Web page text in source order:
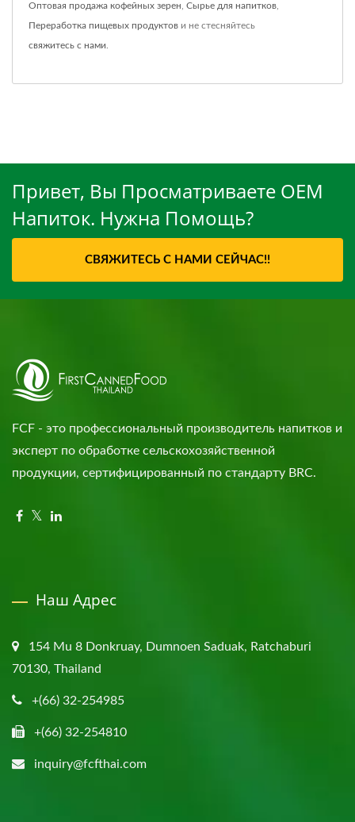
Оптовая продажа кофейных зерен, Сырье для напитков,
Переработка пищевых продуктов и не стесняйтесь
свяжитесь с нами.
Привет, Вы Просматриваете OEM
Напиток. Нужна Помощь?
СВЯЖИТЕСЬ С НАМИ СЕЙЧАС!!
FCF - это профессиональный производитель напитков и
эксперт по обработке сельскохозяйственной
продукции, сертифицированный по стандарту BRC.
Наш Адрес
154 Mu 8 Donkruay, Dumnoen Saduak, Ratchaburi
70130, Thailand
+(66) 32-254985
+(66) 32-254810
inquiry@fcfthai.com